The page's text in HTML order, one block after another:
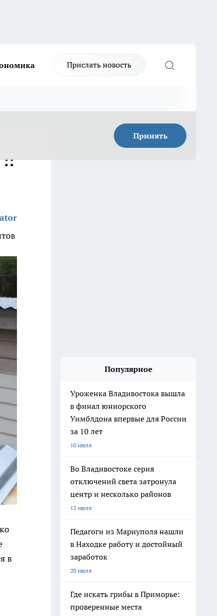
Прислать новость
Принять
::
в
Популярное
Уроженка Владивостока вышла
в финал юниорского
Уимблдона впервые для России
за 10 лет
10 июля
Во Владивостоке серия
отключений света затронула
центр и несколько районов
13 июля
Педагоги из Мариуполя нашли
в Находке работу и достойный
заработок
20 июля
Где искать грибы в Приморье:
проверенные места